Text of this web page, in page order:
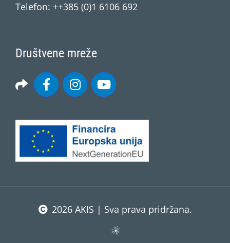
Telefon: ++385 (0)1 6106 692
Društvene mreže
2026 AKIS | Sva prava pridržana.